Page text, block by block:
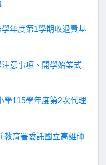
年度第1學期收退費基
意事項、開學始業式
學115學年度第2次代理
教育署委託國立高雄師